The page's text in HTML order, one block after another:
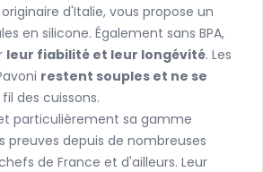
d'Italie, vous propose un
en silicone. Également sans BPA,
leur fiabilité et leur longévité. Les
restent souples et ne se
des cuissons.
particulièrement sa gamme
preuves depuis de nombreuses
de France et d'ailleurs. Leur